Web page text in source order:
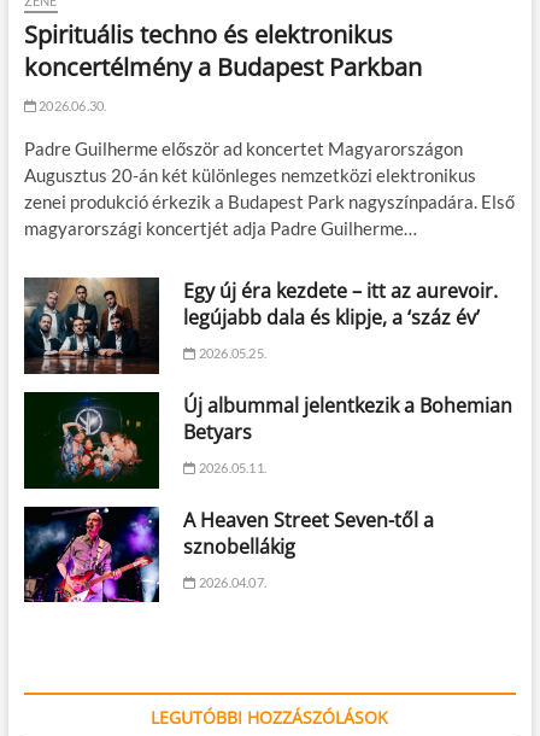
Spirituális techno és elektronikus
koncertélmény a Budapest Parkban
2026.06.30.
Padre Guilherme először ad koncertet Magyarországon
Augusztus 20-án két különleges nemzetközi elektronikus
zenei produkció érkezik a Budapest Park nagyszínpadára. Első
magyarországi koncertjét adja Padre Guilherme…
Egy új éra kezdete – itt az aurevoir.
legújabb dala és klipje, a ‘száz év’
2026.05.25.
Új albummal jelentkezik a Bohemian
Betyars
2026.05.11.
A Heaven Street Seven-től a
sznobellákig
2026.04.07.
LEGUTÓBBI HOZZÁSZÓLÁSOK